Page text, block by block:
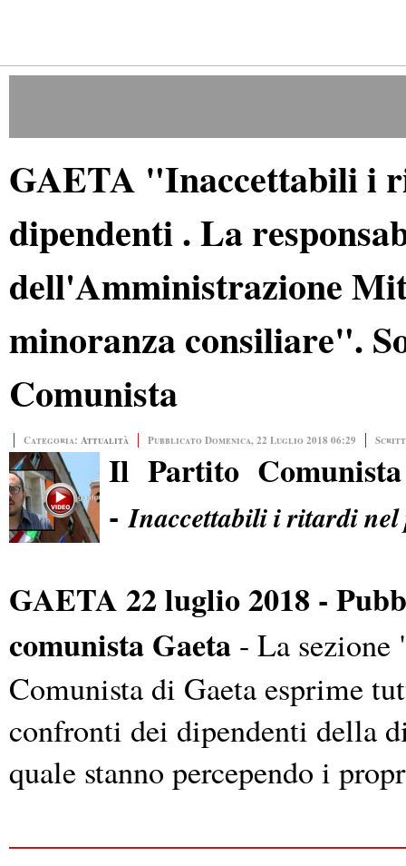
GAETA "Inaccettabili i
dipendenti . La
dell'Amministrazione
minoranza consiliare".
Comunista
Categoria: Attualità Pubblicato Domenica, 22 Luglio 2018 06:29
Il Partito
-Inaccettabili i ritardi nel
GAETA 22 luglio 2018 -
comunista Gaeta - La
Comunista di Gaeta esprime
confronti dei dipendenti della
quale stanno percependo i